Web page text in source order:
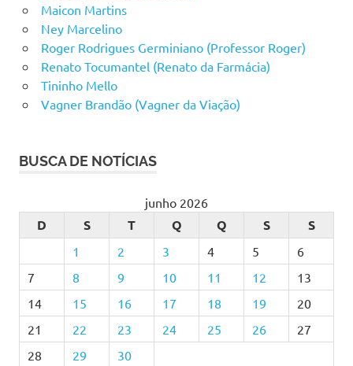
Maicon Martins
Ney Marcelino
Roger Rodrigues Germiniano (Professor Roger)
Renato Tocumantel (Renato da Farmácia)
Tininho Mello
Vagner Brandão (Vagner da Viação)
BUSCA DE NOTÍCIAS
junho 2026
D S T Q Q S S
1 2 3 4 5
6
7
8 9 10 11 12
13
14
15 16 17 18 19
20
21
22 23 24 25 26
27
28
29 30